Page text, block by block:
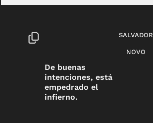
De buenas
intenciones, está
empedrado el
infierno.
SALVADOR
NOVO